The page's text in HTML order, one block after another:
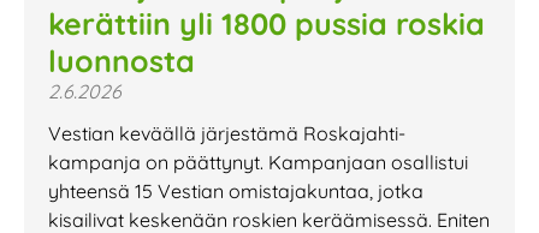
kerättiin yli 1800 pussia roskia
luonnosta
2.6.2026
Vestian keväällä järjestämä Roskajahti-
kampanja on päättynyt. Kampanjaan osallistui
yhteensä 15 Vestian omistajakuntaa, jotka
kisailivat keskenään roskien keräämisessä. Eniten